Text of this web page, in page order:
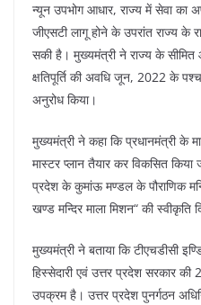
न्यून उपभोग आधार, राज्य में सेवा का
जीएसटी लागू होने के उपरांत राज्य के
सकी है। मुख्यमंत्री ने राज्य के
क्षतिपूर्ति की अवधि जून, 2022 के
अनुरोध किया।
मुख्यमंत्री ने कहा कि प्रधानमंत्री के
मास्टर प्लान तैयार कर विकसित किया
प्रदेश के कुमांऊ मण्डल के पौराणिक
खण्ड मन्दिर माला मिशन“ की स्वीकृति
मुख्यमंत्री ने बताया कि टीएचडीसी
हिस्सेदारी एवं उत्तर प्रदेश सरकार
उपक्रम है। उत्तर प्रदेश पुनर्गठन